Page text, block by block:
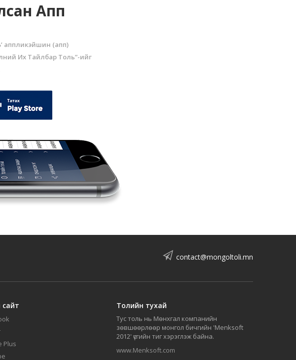
Апп
аппликэйшин (aпп)
Их Тайлбар Толь”-ийг
contact@mongoltoli.mn
Plus
Толийн тухай
Тус толь нь Мөнхгал компанийн
зөвшөөрлөөр монгол бичгийн 'Menksoft
2012' үсгийн тиг хэрэглэж байна.
www.Menksoft.com